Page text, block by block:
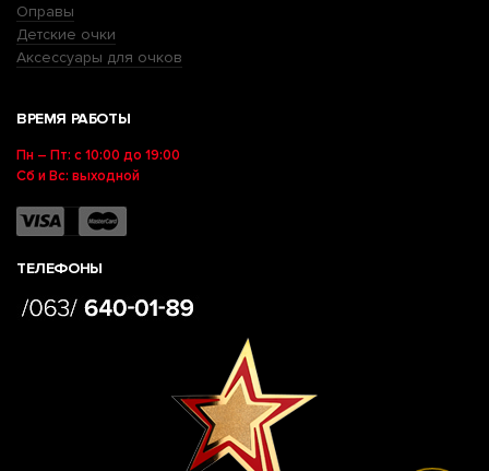
Оправы
Детские очки
Аксессуары для очков
ВРЕМЯ РАБОТЫ
Пн – Пт: с 10:00 до 19:00
Сб и Вс: выходной
ТЕЛЕФОНЫ